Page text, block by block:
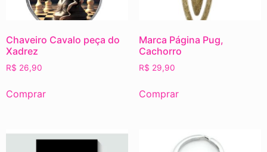
Chaveiro Cavalo peça do
Xadrez
R$ 26,90
Comprar
Marca Página Pug,
Cachorro
R$ 29,90
Comprar